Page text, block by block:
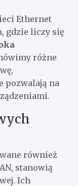
Ethernet
gdzie liczy się
różne
pozwalają na
również
stanowią
Ich